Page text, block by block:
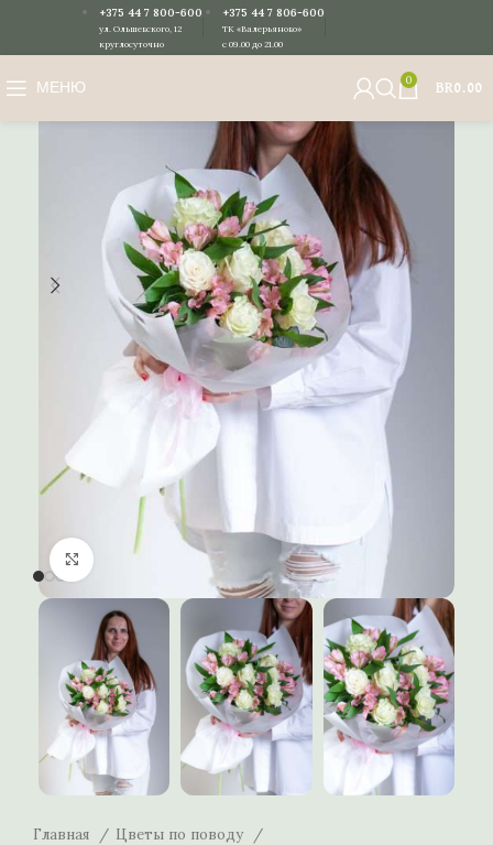
+375 44 7 800-600
ул. Ольшевского, 12
круглосуточно
+375 44 7 806-600
ТК «Валерьяново»
с 09.00 до 21.00
МЕНЮ
0
BR0.00
Нажмите, чтобы увеличить
Главная
Цветы по поводу